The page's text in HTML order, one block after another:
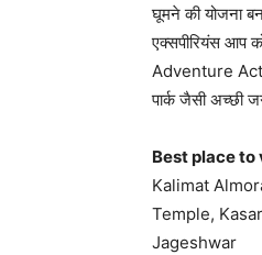
घूमने की योजना
एक्सपीरियंस आप
Adventure
पार्क जैसी अच्छी
Best place to
Kalimat
Temple,
Jageshwar